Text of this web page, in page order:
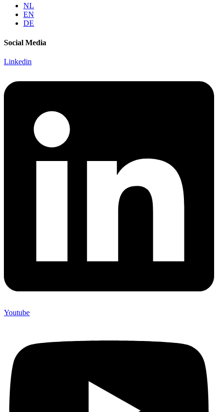
NL
EN
DE
Social Media
Linkedin
Youtube